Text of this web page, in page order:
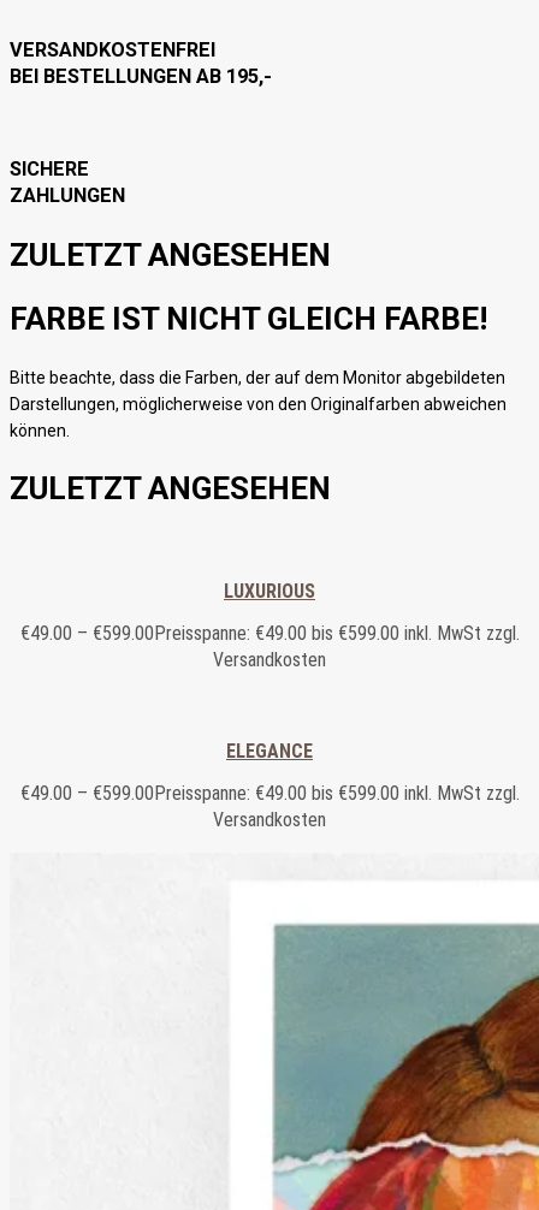
VERSANDKOSTENFREI
BEI BESTELLUNGEN AB 195,-
SICHERE
ZAHLUNGEN
ZULETZT ANGESEHEN
FARBE IST NICHT GLEICH FARBE!
Bitte beachte, dass die Farben, der auf dem Monitor abgebildeten
Darstellungen, möglicherweise von den Originalfarben abweichen
können.
ZULETZT ANGESEHEN
LUXURIOUS
€49.00 – €599.00 Preisspanne: €49.00 bis €599.00 inkl. MwSt zzgl.
Versandkosten
ELEGANCE
€49.00 – €599.00Preisspanne: €49.00 bis €599.00 inkl. MwSt zzgl.
Versandkosten